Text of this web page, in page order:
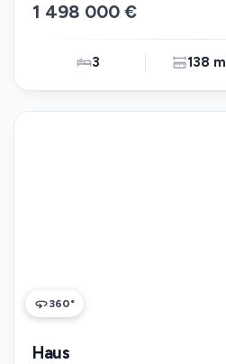
1 498 000 €
3 138
360°
Haus